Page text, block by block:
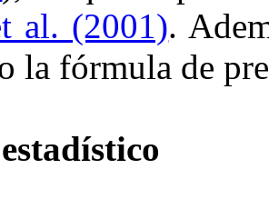
al. (2001).
la fórmula de